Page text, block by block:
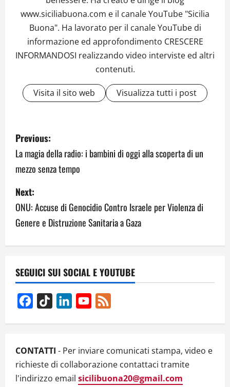
www.siciliabuona.com e il canale YouTube "Sicilia
Buona". Ha lavorato per il canale YouTube di
informazione ed approfondimento CRESCERE
INFORMANDOSI realizzando video interviste ed altri
contenuti.
Visita il sito web Visualizza tutti i post
P
o
s
t
n
a
i
g
a
t
i
Previous:
La magia della radio: i bambini di oggi alla scoperta di un
mezzo senza tempo
Next:
ONU: Accuse di Genocidio Contro Israele per Violenza di
Genere e Distruzione Sanitaria a Gaza
SEGUICI SUI SOCIAL E YOUTUBE
Facebook
TikTok LinkedInYouTube
CONTATTI - Per inviare comunicati stampa, video e
richieste di collaborazione contattaci tramite
l'indirizzo email sicilibuona20@gmail.com